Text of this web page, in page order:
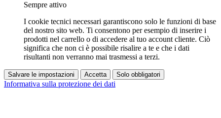
Sempre attivo
I cookie tecnici necessari garantiscono solo le funzioni di base
del nostro sito web. Ti consentono per esempio di inserire i
prodotti nel carrello o di accedere al tuo account cliente. Ciò
significa che non ci è possibile risalire a te e che i dati
risultanti non verranno mai trasmessi a terzi.
Salvare le impostazioni Accetta Solo obbligatori
Informativa sulla protezione dei dati